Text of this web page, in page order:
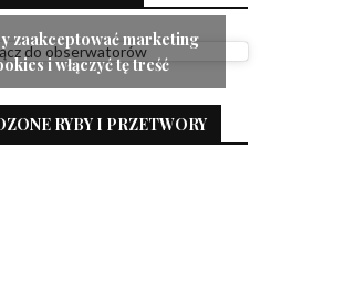
do obserwatorów
zaakceptować marketing
i włączyć tę treść
RYBY I PRZETWORY